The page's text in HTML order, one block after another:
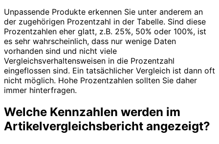
Unpassende Produkte erkennen Sie unter anderem an
der zugehörigen Prozentzahl in der Tabelle. Sind diese
Prozentzahlen eher glatt, z.B. 25%, 50% oder 100%, ist
es sehr wahrscheinlich, dass nur wenige Daten
vorhanden sind und nicht viele
Vergleichsverhaltensweisen in die Prozentzahl
eingeflossen sind. Ein tatsächlicher Vergleich ist dann oft
nicht möglich. Hohe Prozentzahlen sollten Sie daher
immer hinterfragen.
Welche Kennzahlen werden im
Artikelvergleichsbericht angezeigt?